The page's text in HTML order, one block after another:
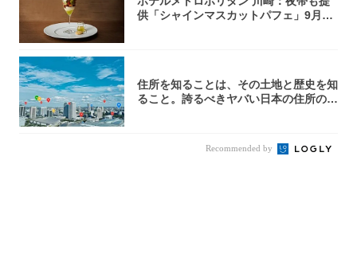
供「シャインマスカットパフェ」9月1
住所を知ることは、その土地と歴史を知
ること。誇るべきヤバい日本の住所の世
Recommended by